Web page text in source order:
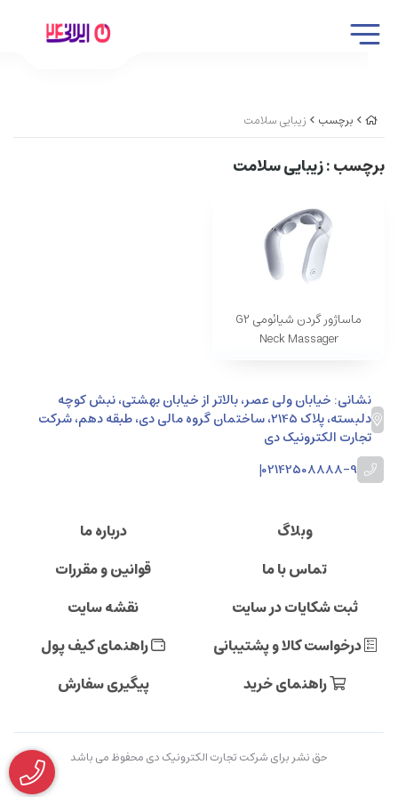
برچسب زیبایی سلامت
برچسب: زیبایی سلامت
ماساژور گردن شیائومی G2
Neck Massager
نشانی: خیابان ولی عصر، بالاتر از خیابان بهشتی، نبش کوچه
دلبسته، پلاک 2145، ساختمان گروه مالی دی، طبقه دهم، شرکت
تجارت الکترونیک دی
02142508888-9
|
وبلاگ
درباره ما
تماس با ما
قوانین و مقررات
ثبت شکایات در سایت
نقشه سایت
درخواست کالا و پشتیبانی
راهنمای کیف پول
راهنمای خرید
پیگیری سفارش
حق نشر برای شرکت تجارت الکترونیک دی محفوظ می باشد